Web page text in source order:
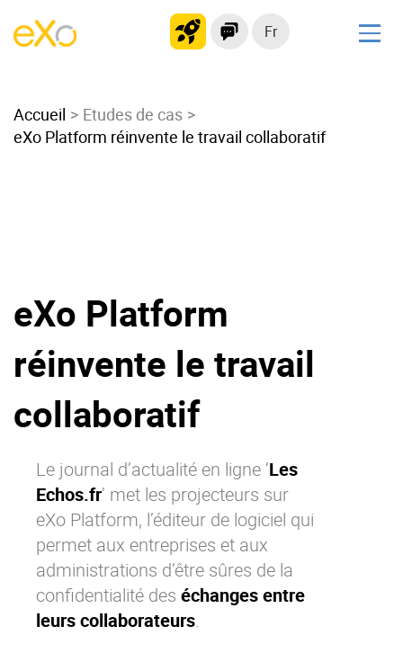
Fr
Intranet moderne
Plateforme collaborative
Migrer vers eXo Platform
La Plateforme
Internationalisation
Mobile
No code
Intégrations
IA maitrisée
Architecture
Accueil
Etudes de cas
eXo Platform réinvente le travail collaboratif
eXo Platform
réinvente le travail
collaboratif
Le journal d’actualité en ligne ‘Les
Echos.fr’ met les projecteurs sur
eXo Platform, l’éditeur de logiciel qui
permet aux entreprises et aux
administrations d’être sûres de la
confidentialité des échanges entre
leurs collaborateurs.